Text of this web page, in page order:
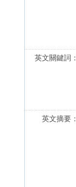
英文關鍵詞：
英文摘要：